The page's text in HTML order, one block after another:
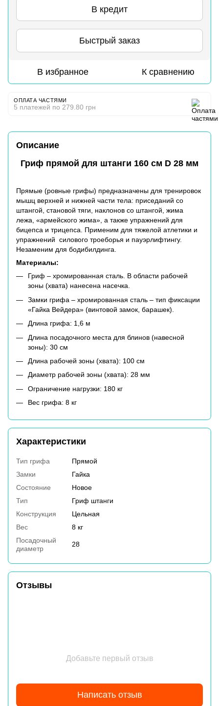
В кредит
Быстрый заказ
В избранное К сравнению
ОПЛАТА ЧАСТЯМИ
5 платежей по 279.80 грн
Описание
Гриф прямой для штанги 160 см D 28 мм
Прямые (ровные грифы) предназначены для тренировок
мышц верхней и нижней части тела: приседаний со
штангой, становой тяги, наклонов со штангой, жима
лежа, «армейского жима», а также упражнений для
бицепса и трицепса. Применим для тяжелой атлетики и
упражнений силового троеборья и пауэрлифтингу.
Незаменим для бодибилдинга.
Материалы:
Гриф – хромированная сталь. В области рабочей
зоны (хвата) нанесена насечка.
Замки грифа – хромированная сталь – тип фиксации
«Гайка Вейдера» (винтовой замок, барашек).
Длина грифа: 1,6 м
Длина посадочного места для блинов (навесной
зоны): 30 см
Длина рабочей зоны (хвата): 100 см
Диаметр рабочей зоны (хвата): 28 мм
Ограничение нагрузки: 180 кг
Вес грифа: 8 кг
Характеристики
Тип грифа
Прямой
Замки
Гайка
Состояние
Новое
Тип
Гриф штанги
Конструкция
Цельная
Вес
8 кг
Посадочный
диаметр
28
Отзывы
Добавьте первый отзыв
Написать отзыв